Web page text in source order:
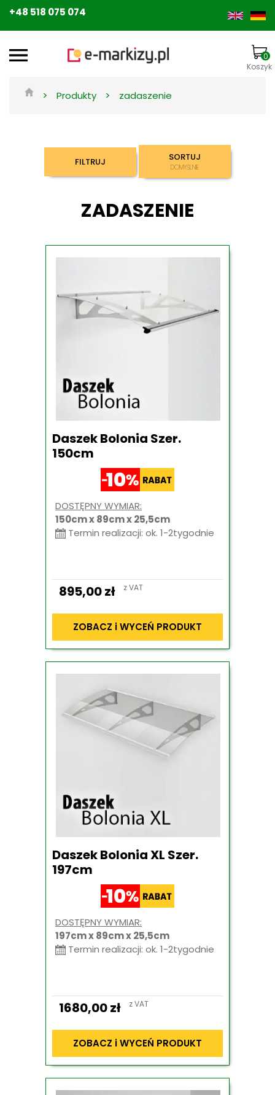
+48 518 075 074
0
Koszyk
> Produkty > zadaszenie
FILTRUJ SORTUJ
DOMYŚLNIE
ZADASZENIE
Daszek Bolonia Szer.
150cm
DOSTĘPNY WYMIAR:
150cm x 89cm x 25,5cm
Termin realizacji: ok. 1-2tygodnie
895,00zł z VAT
ZOBACZ i WYCEŃ PRODUKT
Daszek Bolonia XL Szer.
197cm
DOSTĘPNY WYMIAR:
197cm x 89cm x 25,5cm
Termin realizacji: ok. 1-2tygodnie
1680,00zł z VAT
ZOBACZ i WYCEŃ PRODUKT